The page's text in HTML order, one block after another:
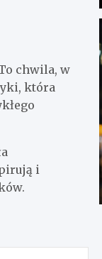
chwila, w
która
i